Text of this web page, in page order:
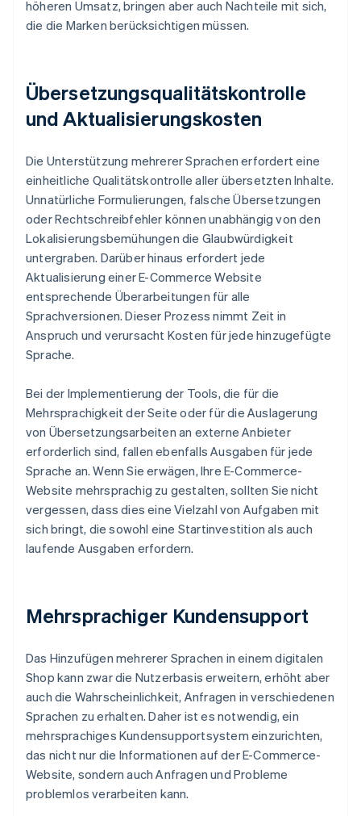
höheren Umsatz, bringen aber auch Nachteile mit sich,
die die Marken berücksichtigen müssen.
Übersetzungsqualitätskontrolle
und Aktualisierungskosten
Die Unterstützung mehrerer Sprachen erfordert eine
einheitliche Qualitätskontrolle aller übersetzten Inhalte.
Unnatürliche Formulierungen, falsche Übersetzungen
oder Rechtschreibfehler können unabhängig von den
Lokalisierungsbemühungen die Glaubwürdigkeit
untergraben. Darüber hinaus erfordert jede
Aktualisierung einer E-Commerce Website
entsprechende Überarbeitungen für alle
Sprachversionen. Dieser Prozess nimmt Zeit in
Anspruch und verursacht Kosten für jede hinzugefügte
Sprache.
Bei der Implementierung der Tools, die für die
Mehrsprachigkeit der Seite oder für die Auslagerung
von Übersetzungsarbeiten an externe Anbieter
erforderlich sind, fallen ebenfalls Ausgaben für jede
Sprache an. Wenn Sie erwägen, Ihre E-Commerce-
Website mehrsprachig zu gestalten, sollten Sie nicht
vergessen, dass dies eine Vielzahl von Aufgaben mit
sich bringt, die sowohl eine Startinvestition als auch
laufende Ausgaben erfordern.
Mehrsprachiger Kundensupport
Das Hinzufügen mehrerer Sprachen in einem digitalen
Shop kann zwar die Nutzerbasis erweitern, erhöht aber
auch die Wahrscheinlichkeit, Anfragen in verschiedenen
Sprachen zu erhalten. Daher ist es notwendig, ein
mehrsprachiges Kundensupportsystem einzurichten,
das nicht nur die Informationen auf der E-Commerce-
Website, sondern auch Anfragen und Probleme
problemlos verarbeiten kann.